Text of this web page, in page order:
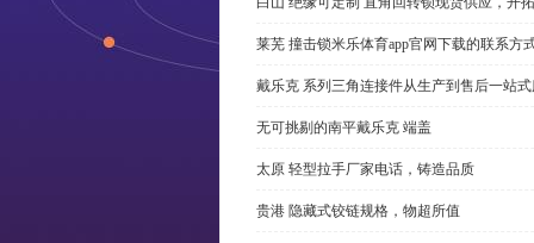
莱芜 撞击锁米乐体育app官网下载的联系方
戴乐克 系列三角连接件从生产到售后一站
无可挑剔的南平戴乐克 端盖
太原 轻型拉手厂家电话，铸造品质
贵港 隐藏式铰链规格，物超所值